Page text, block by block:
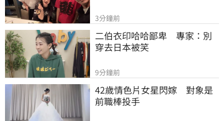
3分鐘前
二伯衣印哈哈鄙卑　專家：別
穿去日本被笑
9分鐘前
42歲情色片女星閃嫁　對象是
前職棒投手